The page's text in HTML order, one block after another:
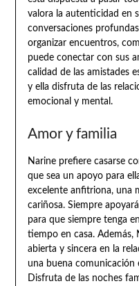
valora la autenticidad en
conversaciones
organizar encuentros,
puede conectar con sus
calidad de las amistades
y ella disfruta de las
emocional y mental.
Amor y familia
Narine prefiere casarse
que sea un apoyo para
excelente anfitriona, una
cariñosa. Siempre
para que siempre tenga
tiempo en casa. Además,
abierta y sincera en la
una buena comunicación
Disfruta de las noches